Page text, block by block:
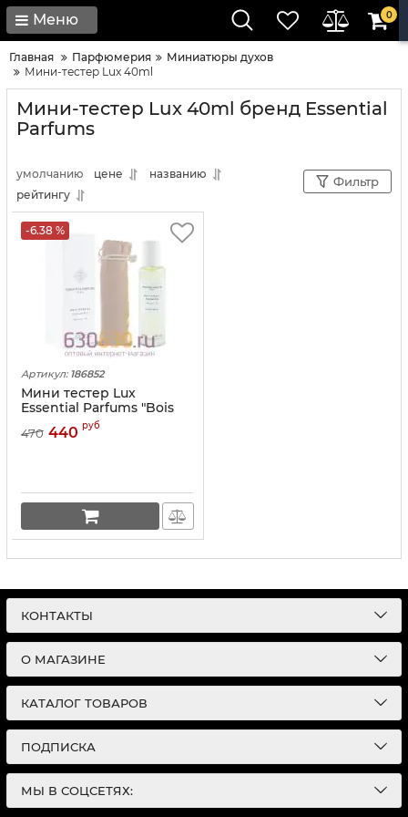
Меню 0
Главная Парфюмерия
Миниатюры духов
Мини-тестер Lux 40ml
Мини-тестер Lux 40ml бренд Essential
Parfums
умолчанию цене
названию
рейтингу
Фильтр
-6.38 %
Артикул: 186852
Мини тестер Lux
Essential Parfums "Bois
Imperial" EDP 40 ml
470 440 руб
КОНТАКТЫ
О МАГАЗИНЕ
КАТАЛОГ ТОВАРОВ
ПОДПИСКА
МЫ В СОЦСЕТЯХ: